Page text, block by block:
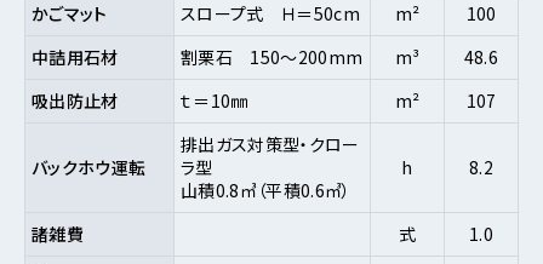
かごマット
スロープ式 Ｈ＝50cm m²
100
中詰用石材
割栗石 150～200mm m³
48.6
吸出防止材
ｔ＝10㎜ m² 107
バックホウ運転
排出ガス対策型・クロー
ラ型
山積0.8㎥（平積0.6㎥）
h 8.2
諸雑費 式
1.0